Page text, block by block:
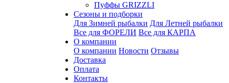
Пуффы GRIZZLI
Сезоны и подборки
Для Зимней рыбалки Для Летней рыбалки
Все для ФОРЕЛИ Все для КАРПА
О компании
О компании Новости Отзывы
Доставка
Оплата
Контакты